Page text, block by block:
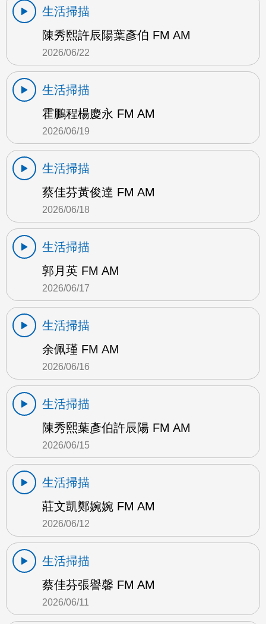
生活掃描
陳秀熙許辰陽葉彥伯 FM AM
2026/06/22
生活掃描
霍鵬程楊慶永 FM AM
2026/06/19
生活掃描
蔡佳芬黃俊達 FM AM
2026/06/18
生活掃描
郭月英 FM AM
2026/06/17
生活掃描
余佩瑾 FM AM
2026/06/16
生活掃描
陳秀熙葉彥伯許辰陽 FM AM
2026/06/15
生活掃描
莊文凱鄭婉婉 FM AM
2026/06/12
生活掃描
蔡佳芬張譽馨 FM AM
2026/06/11